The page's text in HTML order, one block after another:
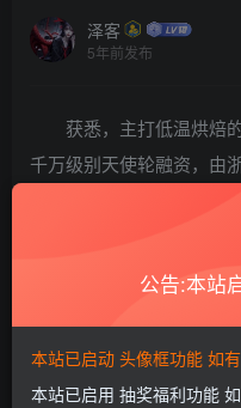
泽客
5年前发布
获悉，主打低温烘焙
千万级别天使轮融资，由
它赞成立于 2020
公司，产品定位国产中高
性为核心目标群体。除猫
文鱼粒、鸡丝浓汤和猫咪
公告:本站
本站已启动 头像框功能 如
本站已启用 抽奖福利功能